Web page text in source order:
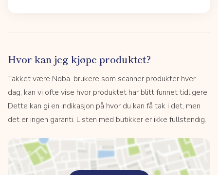
Hvor kan jeg kjøpe produktet?
Takket være Noba-brukere som scanner produkter hver
dag, kan vi ofte vise hvor produktet har blitt funnet tidligere.
Dette kan gi en indikasjon på hvor du kan få tak i det, men
det er ingen garanti. Listen med butikker er ikke fullstendig.